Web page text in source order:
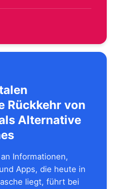
Rückkehr von
Alternative
Informationen,
Apps, die heute in
liegt, führt bei